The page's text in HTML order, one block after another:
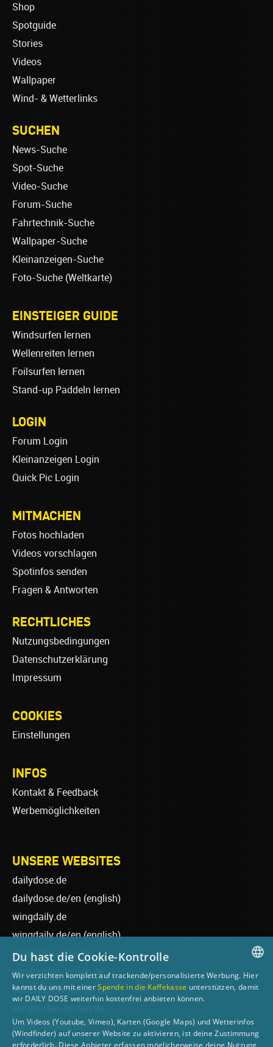
Shop
Spotguide
Stories
Videos
Wallpaper
Wind- & Wetterlinks
SUCHEN
News-Suche
Spot-Suche
Video-Suche
Forum-Suche
Fahrtechnik-Suche
Wallpaper-Suche
Kleinanzeigen-Suche
Foto-Suche (Weltkarte)
EINSTEIGER GUIDE
Windsurfen lernen
Wellenreiten lernen
Foilsurfen lernen
Stand-up Paddeln lernen
LOGIN
Forum Login
Kleinanzeigen Login
Quick Pic Login
MITMACHEN
Fotos hochladen
Videos vorschlagen
Spotinfos senden
Fragen & Antworten
RECHTLICHES
Nutzungsbedingungen
Datenschutzerklärung
Impressum
COOKIES
Einstellungen
INFOS
Kontakt & Feedback
Werbemöglichkeiten
UNSERE WEBSITES
dailydose.de
dailydose.de/en (english)
wingdaily.de
wingdaily.de/en(english)
dailydose-shop.de
windsurfen-lernen.de
wellenreiten-lernen.de
surfen-lernen.de
foilsurfen.de
GERMAN
Du hast die Cookie-Kontrolle
Wir verzichten komplett auf trackende/personalisierte Werbung. Hier
kannst du uns mit einerSpende in die Kaffekasse unterstützen, damit
wir DAILY DOSE weiterhin kostenfrei anbieten können.
Um Videos (Youtube, Vimeo), Karten (Google Maps) und Wetterinfos
(Windfinder) auf unserer Website zu aktivieren, ist deine Zustimmung
erforderlich. Diese Anbieter erfassen möglicherweise deine Nutzung